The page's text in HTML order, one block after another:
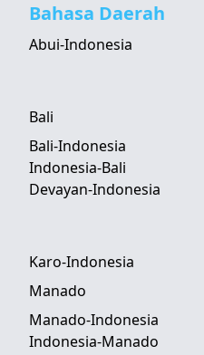
Bahasa Daerah
Abui-Indonesia
Bali
Bali-Indonesia
Indonesia-Bali
Devayan-Indonesia
Karo-Indonesia
Manado
Manado-Indonesia
Indonesia-Manado